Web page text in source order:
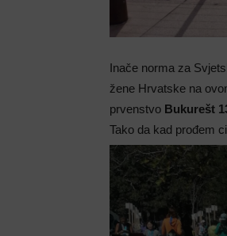
Inače norma za
žene Hrvatske na
prvenstvo Bukurešt
Tako da kad prođem